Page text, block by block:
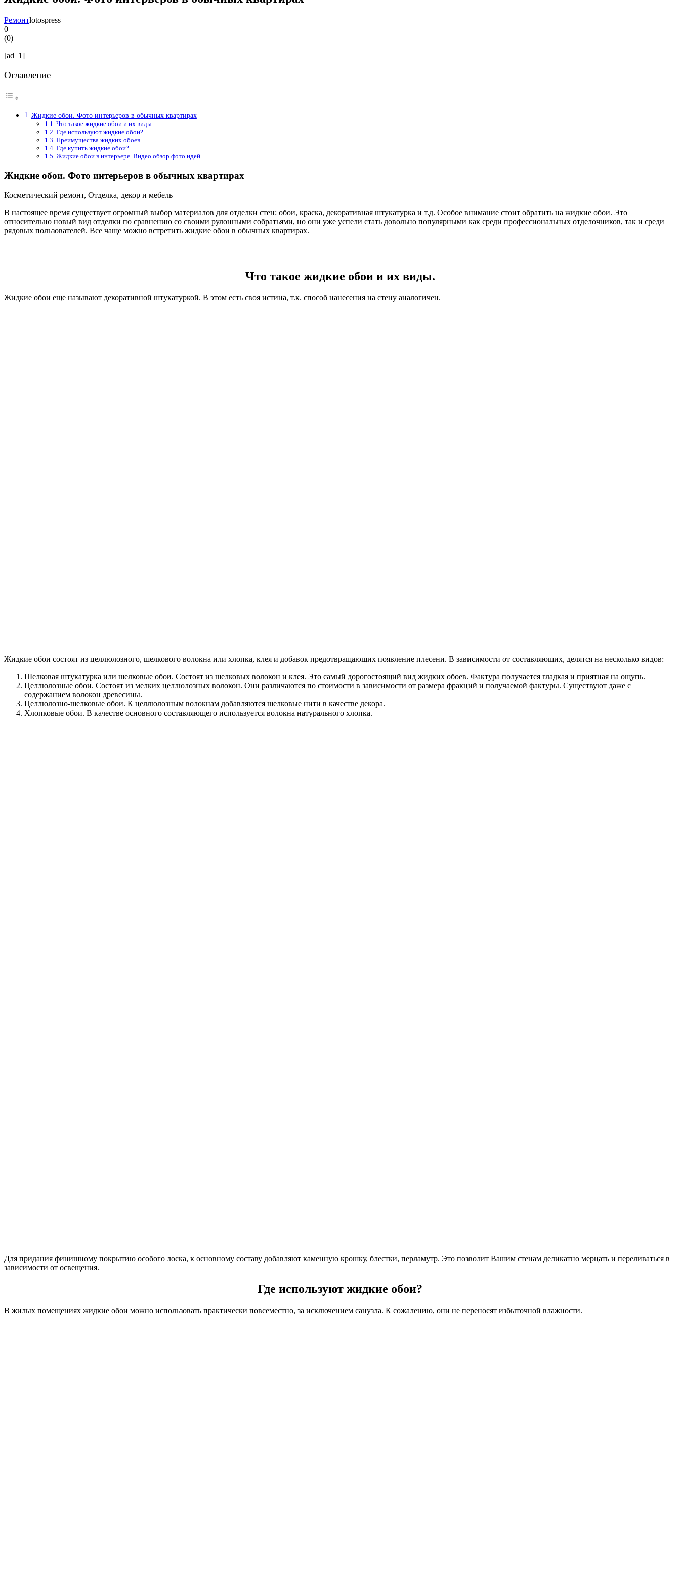
Ремонтlotospress
0
(0)
[ad_1]
Оглавление
Жидкие обои. Фото интерьеров в обычных квартирах
Что такое жидкие обои и их виды.
Где используют жидкие обои?
Преимущества жидких обоев.
Где купить жидкие обои?
Жидкие обои в интерьере. Видео обзор фото идей.
Жидкие обои. Фото интерьеров в обычных квартирах
Косметический ремонт, Отделка, декор и мебель
В настоящее время существует огромный выбор материалов для отделки стен: обои, краска, декоративная штукатурка и т.д. Особое внимание стоит обратить на жидкие обои. Это
относительно новый вид отделки по сравнению со своими рулонными собратьями, но они уже успели стать довольно популярными как среди профессиональных отделочников, так и среди
рядовых пользователей. Все чаще можно встретить жидкие обои в обычных квартирах.
Что такое жидкие обои и их виды.
Жидкие обои еще называют декоративной штукатуркой. В этом есть своя истина, т.к. способ нанесения на стену аналогичен.
Жидкие обои состоят из целлюлозного, шелкового волокна или хлопка, клея и добавок предотвращающих появление плесени. В зависимости от составляющих, делятся на несколько видов:
Шелковая штукатурка или шелковые обои. Состоят из шелковых волокон и клея. Это самый дорогостоящий вид жидких обоев. Фактура получается гладкая и приятная на ощупь.
Целлюлозные обои. Состоят из мелких целлюлозных волокон. Они различаются по стоимости в зависимости от размера фракций и получаемой фактуры. Существуют даже с
содержанием волокон древесины.
Целлюлозно-шелковые обои. К целлюлозным волокнам добавляются шелковые нити в качестве декора.
Хлопковые обои. В качестве основного составляющего используется волокна натурального хлопка.
Для придания финишному покрытию особого лоска, к основному составу добавляют каменную крошку, блестки, перламутр. Это позволит Вашим стенам деликатно мерцать и переливаться в
зависимости от освещения.
Где используют жидкие обои?
В жилых помещениях жидкие обои можно использовать практически повсеместно, за исключением санузла. К сожалению, они не переносят избыточной влажности.